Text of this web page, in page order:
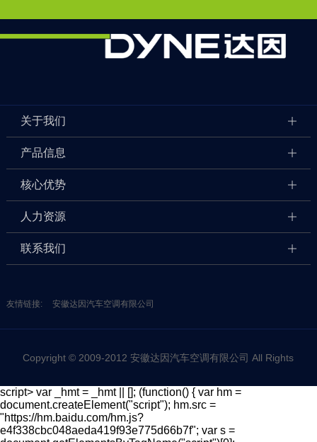
关于我们
产品信息
核心优势
人力资源
联系我们
友情链接: 安徽达因汽车空调有限公司
Copyright © 2009-2012 安徽达因汽车空调有限公司 All Rights
Reserved 网站备案/许可证号：皖ICP备12016716号
script> var _hmt = _hmt || []; (function() { var hm =
document.createElement("script"); hm.src =
"https://hm.baidu.com/hm.js?
e4f338cbc048aeda419f93e775d66b7f"; var s =